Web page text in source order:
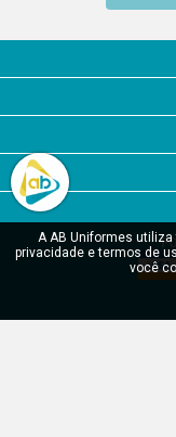
A AB Uniformes
privacidade e termos de
você